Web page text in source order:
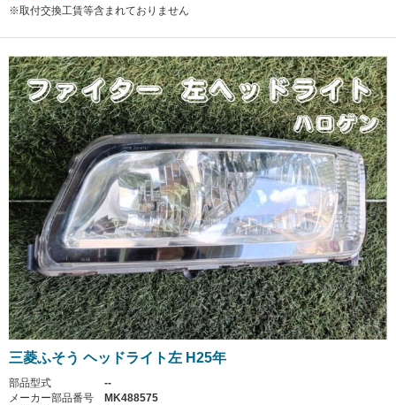
※取付交換工賃等含まれておりません
三菱ふそう ヘッドライト左 H25年
部品型式
--
メーカー部品番号
MK488575